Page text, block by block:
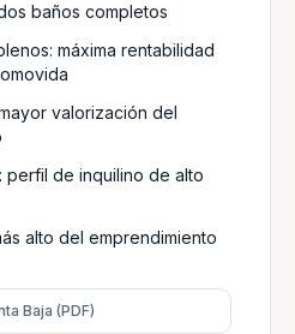
baños completos
máxima rentabilidad
valorización del
perfil de inquilino de alto
alto del emprendimiento
Baja (PDF)